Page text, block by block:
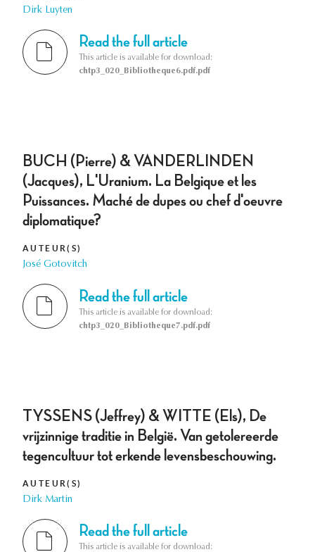
Dirk Luyten
Read the full article
This article is available for download:
chtp3_020_Bibliotheque6.pdf.pdf
BUCH (Pierre) & VANDERLINDEN
(Jacques), L'Uranium. La Belgique et les
Puissances. Maché de dupes ou chef d'oeuvre
diplomatique?
AUTEUR(S)
José Gotovitch
Read the full article
This article is available for download:
chtp3_020_Bibliotheque7.pdf.pdf
TYSSENS (Jeffrey) & WITTE (Els), De
vrijzinnige traditie in België. Van getolereerde
tegencultuur tot erkende levensbeschouwing.
AUTEUR(S)
Dirk Martin
Read the full article
This article is available for download: